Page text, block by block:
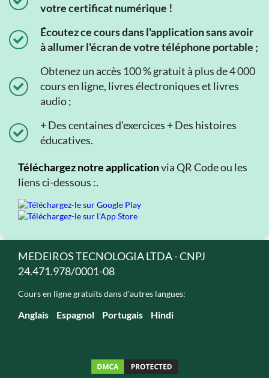
votre certificat numérique !
Écoutez ce cours dans l'application sans avoir
à allumer l'écran de votre téléphone portable ;
Obtenez un accès 100 % gratuit à plus de 4 000
cours en ligne, livres électroniques et livres
audio ;
+ Des centaines d'exercices + Des histoires
éducatives.
Téléchargez notre applicationvia QR Code ou les
liens ci-dessous :.
MEDEIROS TECNOLOGIA LTDA - CNPJ
24.471.978/0001-08
Cours en ligne gratuits dans d'autres langues:
Anglais Espagnol Portugais Hindi